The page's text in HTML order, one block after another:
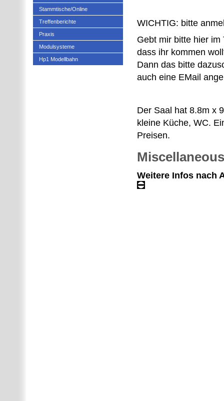
WICHTIG: bitte
Gebt mir bitte hier
dass ihr kommen
Dann das bitte
auch eine EMail
Der Saal hat 8.8m x
kleine Küche, WC.
Preisen.
Miscellaneous
Weitere Infos nach
Stammtische/Online
Treffenberichte
Praxis
Modulsysteme
Hp1 Modellbahn